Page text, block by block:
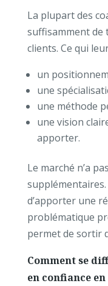
La plupart des
suffisamment de
clients. Ce qui
un
une
une méthode
une vision
apporter.
Le marché n’a
supplémentaires.
d’apporter une
problématique
permet de sortir
Comment se
en confiance en